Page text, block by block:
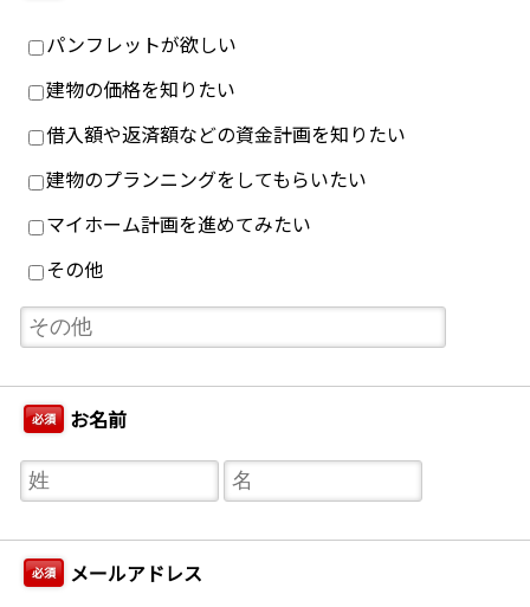
パンフレットが欲しい
建物の価格を知りたい
借入額や返済額などの資金計画を知りたい
建物のプランニングをしてもらいたい
マイホーム計画を進めてみたい
その他
必須 お名前
必須 メールアドレス